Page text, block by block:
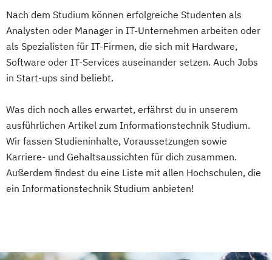
Technische Mathematik
Visuelle Kultur
Wirtschaft und Recht
Wirtschaftsinformatik
Wirtschaftsrecht
Wissenschaft Technik & Gesellschaft
Worlds of English
Nach dem Studium können erfolgreiche Studenten als
Analysten oder Manager in IT-Unternehmen arbeiten oder
als Spezialisten für IT-Firmen, die sich mit Hardware,
Software oder IT-Services auseinander setzen. Auch Jobs
in Start-ups sind beliebt.
Was dich noch alles erwartet, erfährst du in unserem
ausführlichen Artikel zum Informationstechnik Studium.
Wir fassen Studieninhalte, Voraussetzungen sowie
Karriere- und Gehaltsaussichten für dich zusammen.
Außerdem findest du eine Liste mit allen Hochschulen, die
ein Informationstechnik Studium anbieten!